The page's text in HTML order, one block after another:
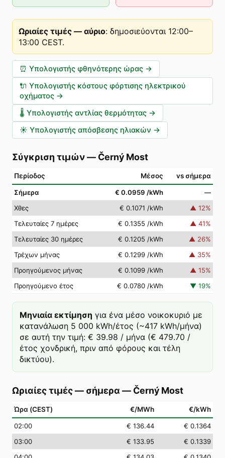
Ωριαίες τιμές — αύριο: δημοσιεύονται 12:00–
13:00 CEST.
⏰ Υπολογιστής φθηνότερης ώρας →
🔌 Υπολογιστής κόστους φόρτισης ηλεκτρικού
οχήματος →
🌡️ Υπολογιστής αντλίας θερμότητας →
☀️ Υπολογιστής απόσβεσης ηλιακών →
Σύγκριση τιμών— Černý Most
Περίοδος Μέσος vs σήμερα
Σήμερα € 0.0959 /kWh
—
Χθες
€ 0.1071 /kWh ▲ 12%
Τελευταίες 7 ημέρες
€ 0.1355 /kWh ▲ 41%
Τελευταίες 30 ημέρες
€ 0.1205 /kWh ▲ 26%
Τρέχων μήνας
€ 0.1299 /kWh ▲ 35%
Προηγούμενος μήνας
€ 0.1099 /kWh ▲ 15%
Προηγούμενο έτος
€ 0.0780 /kWh ▼ 19%
Μηνιαία εκτίμηση για ένα μέσο νοικοκυριό με
κατανάλωση 5 000 kWh/έτος (~417 kWh/μήνα)
σε αυτή την τιμή: € 39.98 / μήνα (€ 479.70 /
έτος χονδρική, πριν από φόρους και τέλη
δικτύου).
Ωριαίες τιμές — σήμερα — Černý Most
Ώρα (CEST) €/MWh €/kWh
02:00 € 136.44
€ 0.1364
03:00 € 133.95
€ 0.1339